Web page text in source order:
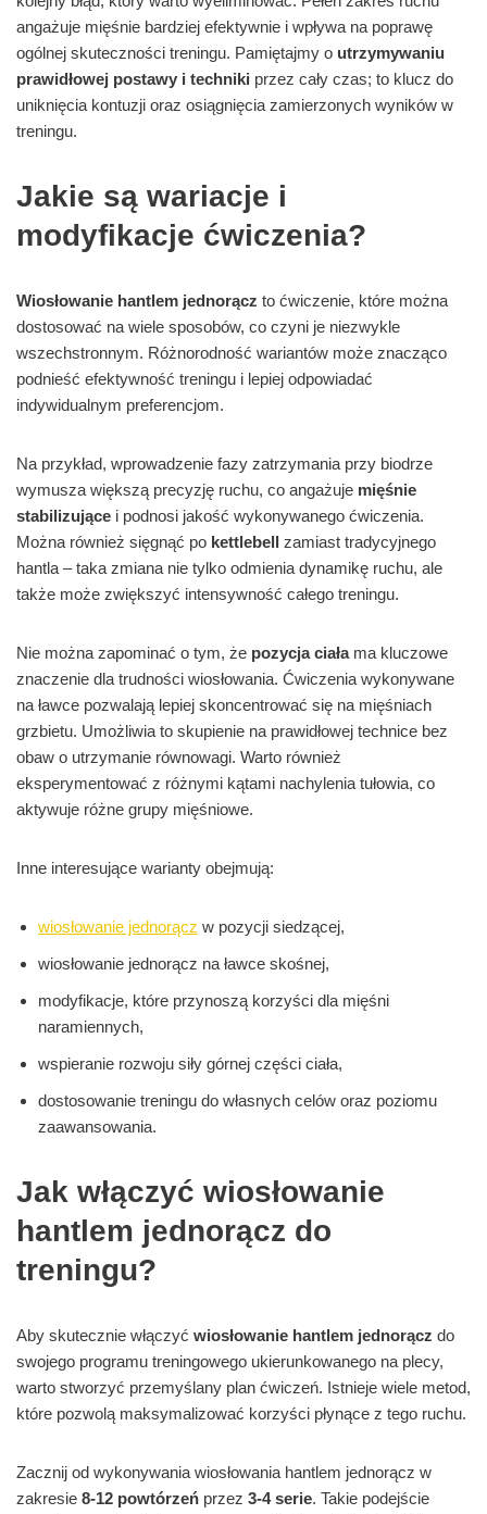
angażuje mięśnie bardziej efektywnie i wpływa na poprawę
ogólnej skuteczności treningu. Pamiętajmy o utrzymywaniu
prawidłowej postawy i techniki przez cały czas; to klucz do
uniknięcia kontuzji oraz osiągnięcia zamierzonych wyników w
treningu.
Jakie są wariacje i
modyfikacje ćwiczenia?
Wiosłowanie hantlem jednorącz to ćwiczenie, które można
dostosować na wiele sposobów, co czyni je niezwykle
wszechstronnym. Różnorodność wariantów może znacząco
podnieść efektywność treningu i lepiej odpowiadać
indywidualnym preferencjom.
Na przykład, wprowadzenie fazy zatrzymania przy biodrze
wymusza większą precyzję ruchu, co angażuje mięśnie
stabilizujące i podnosi jakość wykonywanego ćwiczenia.
Można również sięgnąć po kettlebell zamiast tradycyjnego
hantla – taka zmiana nie tylko odmienia dynamikę ruchu, ale
także może zwiększyć intensywność całego treningu.
Nie można zapominać o tym, że pozycja ciałama kluczowe
znaczenie dla trudności wiosłowania. Ćwiczenia wykonywane
na ławce pozwalają lepiej skoncentrować się na mięśniach
grzbietu. Umożliwia to skupienie na prawidłowej technice bez
obaw o utrzymanie równowagi. Warto również
eksperymentować z różnymi kątami nachylenia tułowia, co
aktywuje różne grupy mięśniowe.
Inne interesujące warianty obejmują:
wiosłowanie jednorącz w pozycji siedzącej,
wiosłowanie jednorącz na ławce skośnej,
modyfikacje, które przynoszą korzyści dla mięśni
naramiennych,
wspieranie rozwoju siły górnej części ciała,
dostosowanie treningu do własnych celów oraz poziomu
zaawansowania.
Jak włączyć wiosłowanie
hantlem jednorącz do
treningu?
Aby skutecznie włączyć wiosłowanie hantlem jednorącz do
swojego programu treningowego ukierunkowanego na plecy,
warto stworzyć przemyślany plan ćwiczeń. Istnieje wiele metod,
które pozwolą maksymalizować korzyści płynące z tego ruchu.
Zacznij od wykonywania wiosłowania hantlem jednorącz w
zakresie 8-12 powtórzeń przez 3-4 serie. Takie podejście